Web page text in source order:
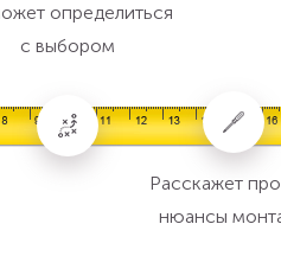
определиться
с выбором
Расскажет
нюансы